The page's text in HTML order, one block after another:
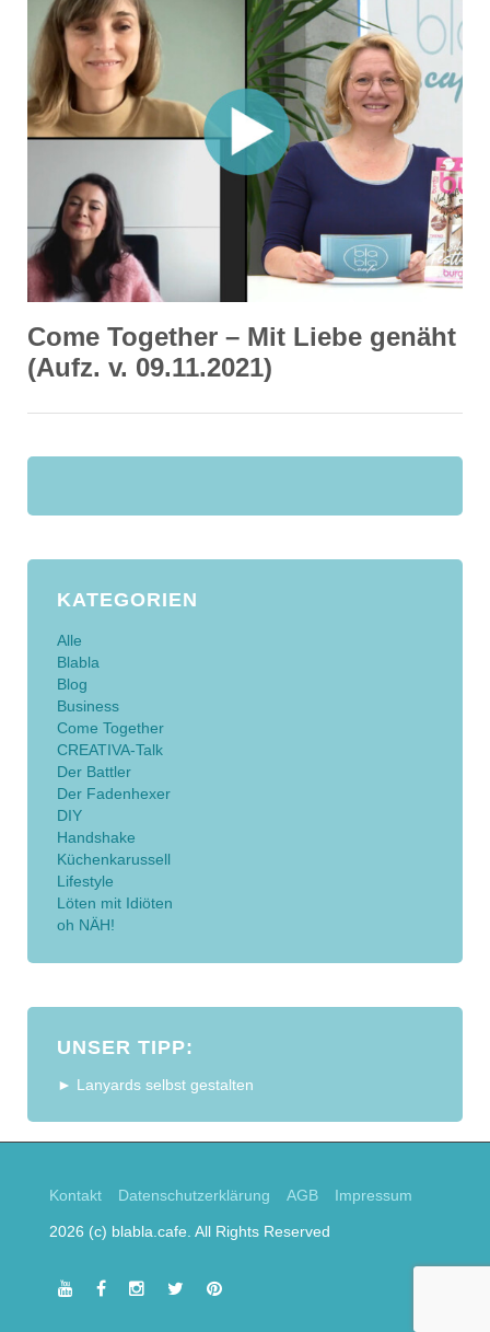
Come Together – Mit Liebe genäht
(Aufz. v. 09.11.2021)
KATEGORIEN
Alle
Blabla
Blog
Business
Come Together
CREATIVA-Talk
Der Battler
Der Fadenhexer
DIY
Handshake
Küchenkarussell
Lifestyle
Löten mit Idiöten
oh NÄH!
UNSER TIPP:
► Lanyards selbst gestalten
2026 (c) blabla.cafe. All Rights Reserved
Kontakt Datenschutzerklärung AGB Impressum